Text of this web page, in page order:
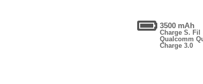
3500 mAh
Charge S. Fil
Qualcomm
Charge 3.0